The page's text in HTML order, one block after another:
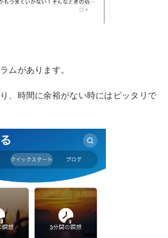
ムがあります。
、時間に余裕がない時にはピッタリで